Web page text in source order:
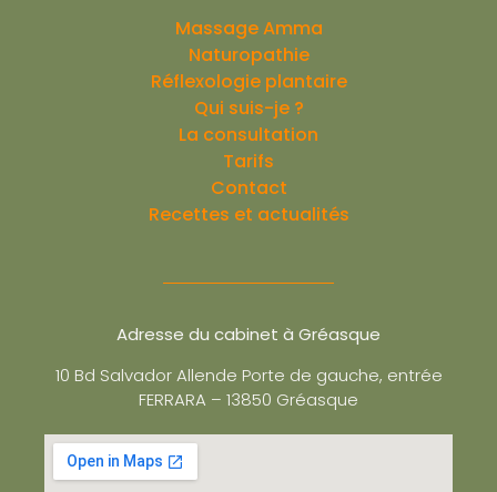
Massage Amma
Naturopathie
Réflexologie plantaire
Qui suis-je ?
La consultation
Tarifs
Contact
Recettes et actualités
Adresse du cabinet à Gréasque
10 Bd Salvador Allende Porte de gauche, entrée
FERRARA – 13850 Gréasque